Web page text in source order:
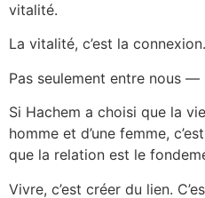
vitalité.
La vitalité, c’est la connexion.
Pas seulement entre nous —
Si Hachem a choisi que la
homme et d’une femme,
que la relation est le
Vivre, c’est créer du lien.